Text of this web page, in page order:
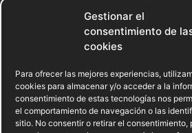
Gestionar el
consentimiento de
cookies
Para ofrecer las mejores experiencias,
cookies para almacenar y/o acceder a la
consentimiento de estas tecnologías nos
el comportamiento de navegación o las
sitio. No consentir o retirar el consentimiento,